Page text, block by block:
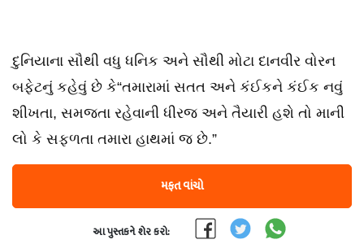
દુનિયાના સૌથી વધુ ધનિક અને સૌથી મોટા દાનવીર વોરન
બફેટનું કહેવું છે કે“તમારામાં સતત અને કંઈકને કંઈક નવું
શીખતા, સમજતા રહેવાની ધીરજ અને તૈયારી હશે તો માની
લો કે સફળતા તમારા હાથમાં જ છે.”
મફત વાંચો
આ પુસ્તકને શેર કરો: